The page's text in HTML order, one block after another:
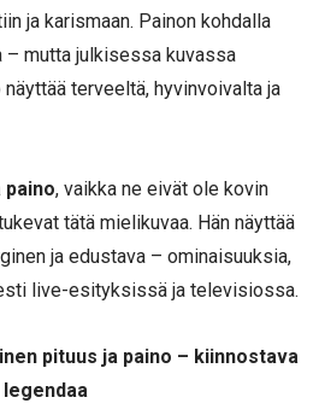
ja karismaan. Painon kohdalla
– mutta julkisessa kuvassa
terveeltä, hyvinvoivalta ja
paino, vaikka ne eivät ole kovin
tätä mielikuvaa. Hän näyttää
ja edustava – ominaisuuksia,
live-esityksissä ja televisiossa.
pituus ja paino – kiinnostava